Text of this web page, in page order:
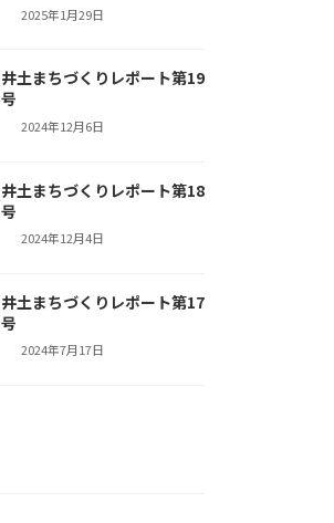
2025年1月29日
井土まちづくりレポート第19
号
2024年12月6日
井土まちづくりレポート第18
号
2024年12月4日
井土まちづくりレポート第17
号
2024年7月17日